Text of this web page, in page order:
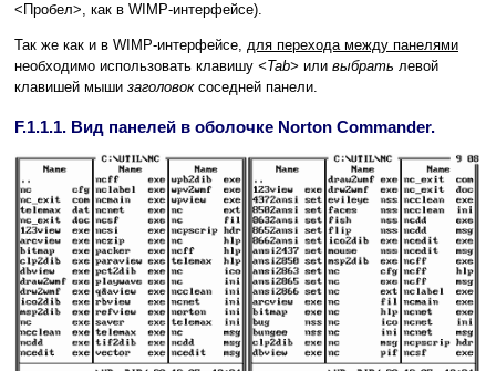
<Пробел>, как в WIMP-интерфейсе).
Так же как и в WIMP-интерфейсе, для перехода между панелями
необходимо использовать клавишу <Tab> или выбрать левой
клавишей мыши заголовоксоседней панели.
F.1.1.1. Вид панелей в оболочке Norton Commander.